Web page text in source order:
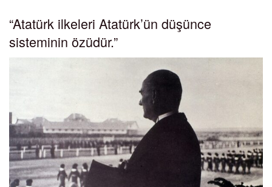
“Atatürk ilkeleri Atatürk’ün düşünce
sisteminin özüdür.”